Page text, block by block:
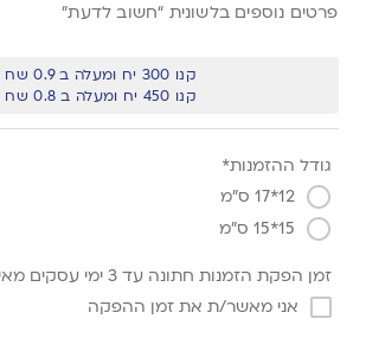
פרטים נוספים בלשונית “חשוב לדעת”
קנו 300 יח ומעלה ב 0.9 שח
קנו 450 יח ומעלה ב 0.8 שח
גודל ההזמנות*
12*17 ס"מ
15*15 ס"מ
זמן הפקת הזמנות חתונה עד 3 ימי עסקים מאישר הגרפיקה*
אני מאשר/ת את זמן ההפקה